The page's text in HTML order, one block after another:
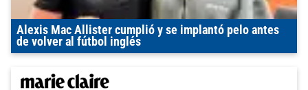
Alexis Mac Allister cumplió y se implantó pelo antes
de volver al fútbol inglés